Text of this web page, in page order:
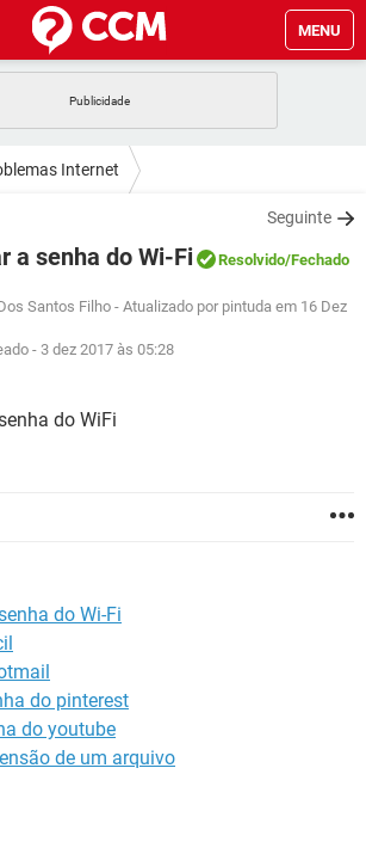
MENU
FACEBOOK
GMAIL
WHATSAPP
WHATSAPP
FACEBOOK
EXCEL
FACEBOOK
Internet
Seguinte
a senha do Wi-Fi Resolvido/Fechado
Santos Filho - Atualizado por pintuda em 16 Dez
- 3 dez 2017 às 05:28
do WiFi
do Wi-Fi
do pinterest
do youtube
de um arquivo